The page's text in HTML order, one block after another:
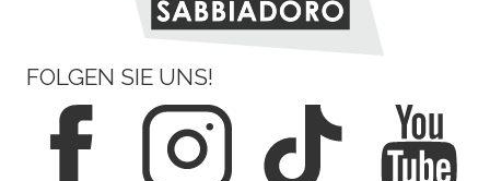
FOLGEN SIE UNS!